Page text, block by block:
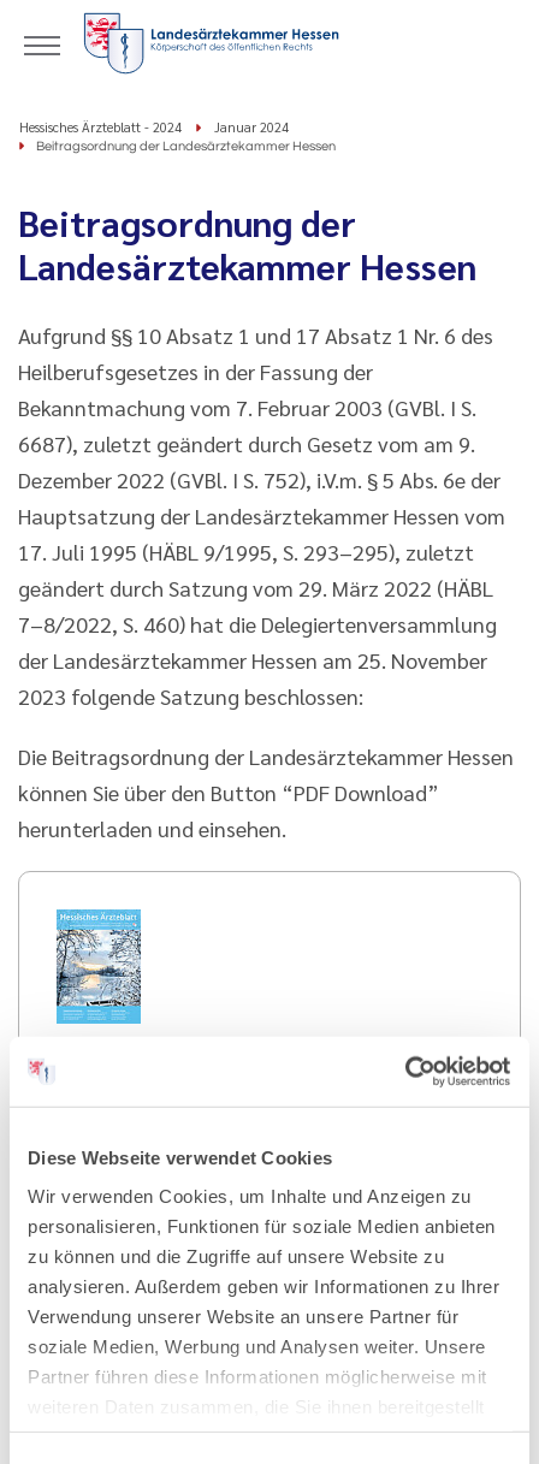
Diese Webseite verwendet Cookies
Wir verwenden Cookies, um Inhalte und Anzeigen zu
personalisieren, Funktionen für soziale Medien anbieten
zu können und die Zugriffe auf unsere Website zu
analysieren. Außerdem geben wir Informationen zu Ihrer
Verwendung unserer Website an unsere Partner für
soziale Medien, Werbung und Analysen weiter. Unsere
Partner führen diese Informationen möglicherweise mit
weiteren Daten zusammen, die Sie ihnen bereitgestellt
haben oder die sie im Rahmen Ihrer Nutzung der Dienste
Hessisches Ärzteblatt - 2024 Januar 2024
Beitragsordnung der Landesärztekammer Hessen
Beitragsordnung der
Landesärztekammer Hessen
Aufgrund §§ 10 Absatz 1 und 17 Absatz 1 Nr. 6 des
Heilberufsgesetzes in der Fassung der
Bekanntmachung vom 7. Februar 2003 (GVBl. I S.
6687), zuletzt geändert durch Gesetz vom am 9.
Dezember 2022 (GVBl. I S. 752), i.V.m. § 5 Abs. 6e der
Hauptsatzung der Landesärztekammer Hessen vom
17. Juli 1995 (HÄBL 9/1995, S. 293–295), zuletzt
geändert durch Satzung vom 29. März 2022 (HÄBL
7–8/2022, S. 460) hat die Delegiertenversammlung
der Landesärztekammer Hessen am 25. November
2023 folgende Satzung beschlossen:
Die Beitragsordnung der Landesärztekammer Hessen
können Sie über den Button “PDF Download”
herunterladen und einsehen.
Ausgabe 1/2024
Teilen
PDF Download